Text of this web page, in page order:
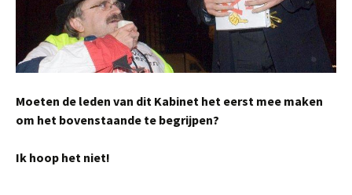
Moeten de leden van dit Kabinet het eerst mee maken
om het bovenstaande te begrijpen?
Ik hoop het niet!